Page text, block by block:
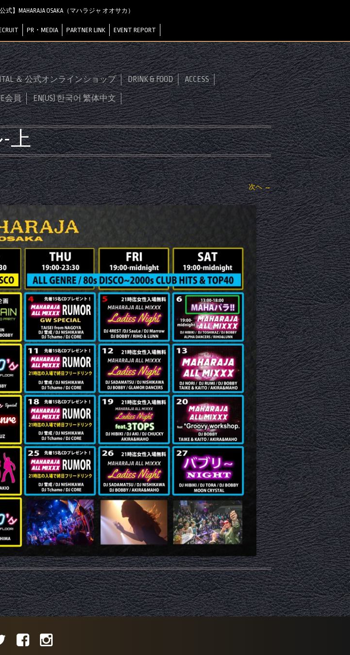
】MAHARAJA OSAKA（マハラジャ オオサカ）
PR・MEDIA PARTNER LINK EVENT REPORT
＆ 公式オンラインショップ DRINK & FOOD ACCESS
会員 EN(US) 한국어 繁体中文
上
次へ →